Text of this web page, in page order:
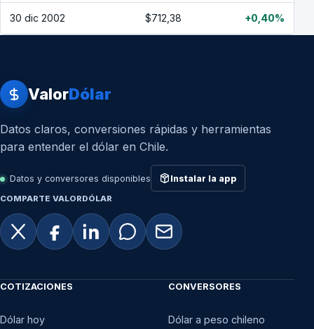
30 dic 2002 $712,38 +0,40%
ValorDólar
Datos claros, conversiones rápidas y herramientas
para entender el dólar en Chile.
Datos y conversores disponibles Instalar la app
COMPARTE VALORDÓLAR
COTIZACIONES
Dólar hoy
CONVERSORES
Dólar a peso chileno